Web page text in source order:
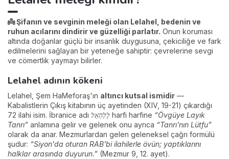
👼 Şifanın ve sevginin meleği olan Lelahel, bedenin ve
ruhun acılarını dindirir ve güzelliği parlatır. Onun koruması
altında doğanlar güçlü bir insanlık duygusuna, çekiciliğe ve fark
edilmelerini sağlayan bir yeteneğe sahiptir: çevrelerine sevgi
ve cömertlik yaymayı bilirler.
Lelahel adının kökeni
Lelahel, Şem HaMeforaş'ın altıncı kutsal ismidir —
Kabalistlerin Çıkış kitabının üç ayetinden (XIV, 19-21) çıkardığı
72 ilahi isim. İbranice adı לֶלַהְאֵל harfi harfine “Övgüye Layık
Tanrı” anlamına gelir ve gelenek onu ayrıca “Tanrı'nın Lütfu”
olarak da anar. Mezmurlardan gelen geleneksel çağrı formülü
şudur: “Siyon'da oturan RAB'bi ilahilerle övün; yaptıklarını
halklar arasında duyurun.” (Mezmur 9, 12. ayet).